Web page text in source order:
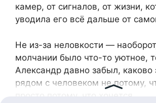
камер, от сигналов, от жизни,
уводила его всё дальше от
Не из-за неловкости —
молчании было что-то уютное,
Александр давно забыл,
рядом с человеком не потому,